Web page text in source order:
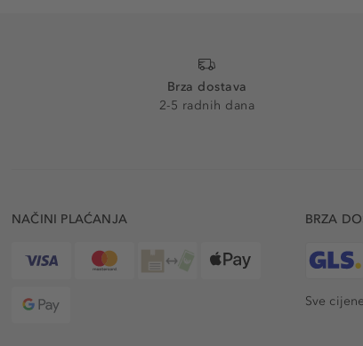
Brza dostava
2-5 radnih dana
NAČINI PLAĆANJA BRZA
Sve